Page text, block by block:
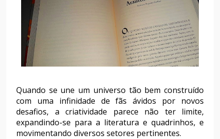
Quando se une um universo tão bem construído
com uma infinidade de fãs ávidos por novos
desafios, a criatividade parece não ter limite,
expandindo-se para a literatura e quadrinhos, e
movimentando diversos setores pertinentes.